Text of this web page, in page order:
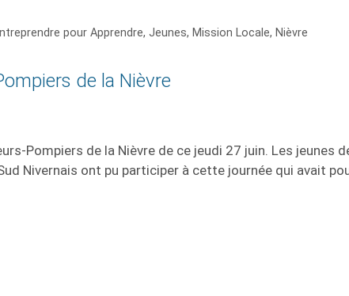
pour Apprendre, Jeunes, Mission Locale, Nièvre
de la Nièvre
Pompiers de la Nièvre de ce jeudi 27 juin. Les jeunes
Nivernais ont pu participer à cette journée qui avait